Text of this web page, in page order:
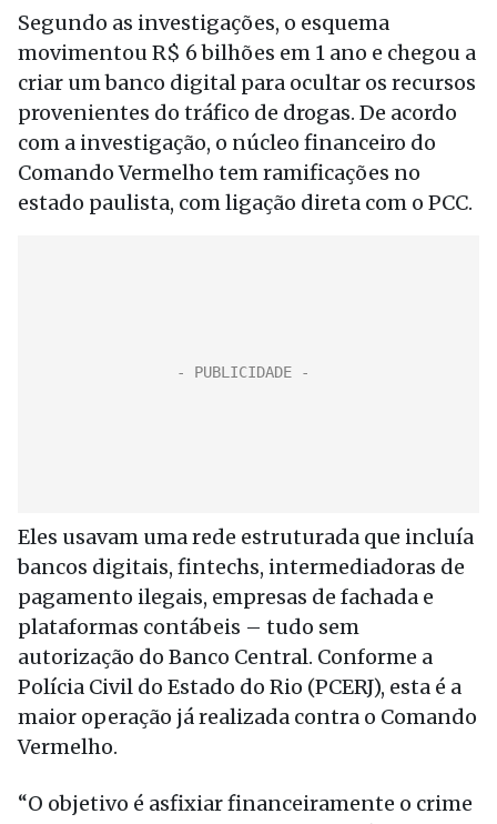
Segundo as investigações, o esquema
movimentou R$ 6 bilhões em 1 ano e chegou a
criar um banco digital para ocultar os recursos
provenientes do tráfico de drogas. De acordo
com a investigação, o núcleo financeiro do
Comando Vermelho tem ramificações no
estado paulista, com ligação direta com o PCC.
Eles usavam uma rede estruturada que incluía
bancos digitais, fintechs, intermediadoras de
pagamento ilegais, empresas de fachada e
plataformas contábeis – tudo sem
autorização do Banco Central. Conforme a
Polícia Civil do Estado do Rio (PCERJ), esta é a
maior operação já realizada contra o Comando
Vermelho.
“O objetivo é asfixiar financeiramente o crime